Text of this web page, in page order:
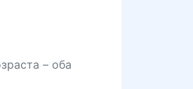
– оба